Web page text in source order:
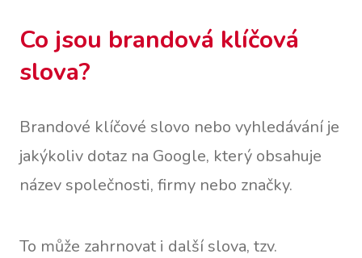
Co jsou brandová klíčová
slova?
Brandové klíčové slovo nebo vyhledávání je
jakýkoliv dotaz na Google, který obsahuje
název společnosti, firmy nebo značky.
To může zahrnovat i další slova, tzv.